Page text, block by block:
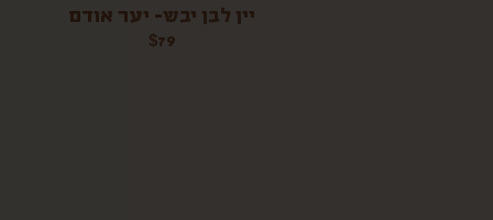
יין לבן יבש- יער אודם
$79